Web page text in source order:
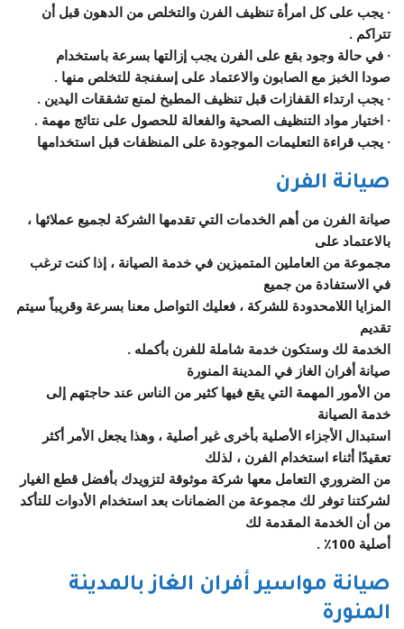
· يجب على كل امرأة تنظيف الفرن والتخلص من الدهون قبل أن
تتراكم .
· في حالة وجود بقع على الفرن يجب إزالتها بسرعة باستخدام
صودا الخبز مع الصابون والاعتماد على إسفنجة للتخلص منها .
· يجب ارتداء القفازات قبل تنظيف المطبخ لمنع تشققات اليدين .
· اختيار مواد التنظيف الصحية والفعالة للحصول على نتائج مهمة .
· يجب قراءة التعليمات الموجودة على المنظفات قبل استخدامها
صيانة الفرن
صيانة الفرن من أهم الخدمات التي تقدمها الشركة لجميع عملائها ،
بالاعتماد على
مجموعة من العاملين المتميزين في خدمة الصيانة ، إذا كنت ترغب
في الاستفادة من جميع
المزايا اللامحدودة للشركة ، فعليك التواصل معنا بسرعة وقريباً سيتم
تقديم
الخدمة لك وستكون خدمة شاملة للفرن بأكمله .
صيانة أفران الغاز في المدينة المنورة
من الأمور المهمة التي يقع فيها كثير من الناس عند حاجتهم إلى
خدمة الصيانة
استبدال الأجزاء الأصلية بأخرى غير أصلية ، وهذا يجعل الأمر أكثر
تعقيدًا أثناء استخدام الفرن ، لذلك
من الضروري التعامل معها شركة موثوقة لتزويدك بأفضل قطع الغيار
لشركتنا توفر لك مجموعة من الضمانات بعد استخدام الأدوات للتأكد
من أن الخدمة المقدمة لك
أصلية 100٪ .
صيانة مواسير أفران الغاز بالمدينة
المنورة